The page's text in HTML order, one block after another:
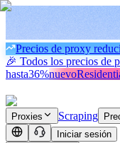
Precios de proxy
🎉 Todos los precios
hasta36%nuevo
Proxies Scraping
Iniciar sesión